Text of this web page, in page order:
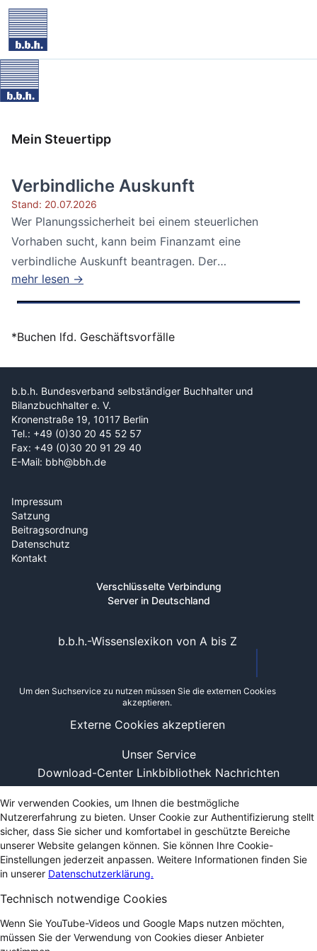
Mein Steuertipp
Verbindliche Auskunft
Stand: 20.07.2026
Wer Planungssicherheit bei einem steuerlichen
Vorhaben sucht, kann beim Finanzamt eine
verbindliche Auskunft beantragen. Der
Bundesfinanzhof...
mehr lesen →
*Buchen lfd. Geschäftsvorfälle
b.b.h. Bundesverband selbständiger Buchhalter und
Bilanzbuchhalter e. V.
Kronenstraße 19, 10117 Berlin
Tel.: +49 (0)30 20 45 52 57
Fax: +49 (0)30 20 91 29 40
E-Mail: bbh@bbh.de
Impressum
Satzung
Beitragsordnung
Datenschutz
Kontakt
Verschlüsselte Verbindung
Server in Deutschland
Unser Service
Download-Center Linkbibliothek Nachrichten
b.b.h.-Wissenslexikon von A bis Z
Um den Suchservice zu nutzen müssen Sie die externen Cookies
akzeptieren.
Externe Cookies akzeptieren
Wir verwenden Cookies, um Ihnen die bestmögliche
Nutzererfahrung zu bieten. Unser Cookie zur Authentifizierung stellt
sicher, dass Sie sicher und komfortabel in geschützte Bereiche
unserer Website gelangen können. Sie können Ihre Cookie-
Einstellungen jederzeit anpassen. Weitere Informationen finden Sie
in unserer Datenschutzerklärung.
Technisch notwendige Cookies
Wenn Sie YouTube-Videos und Google Maps nutzen möchten,
müssen Sie der Verwendung von Cookies dieser Anbieter